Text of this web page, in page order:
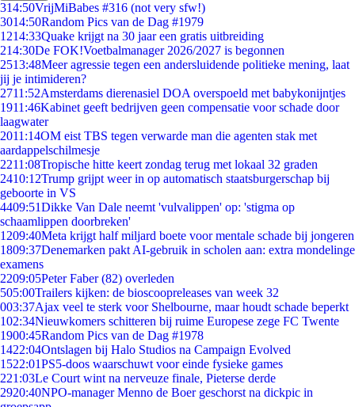
314:50VrijMiBabes #316 (not very sfw!)
3014:50Random Pics van de Dag #1979
1214:33Quake krijgt na 30 jaar een gratis uitbreiding
214:30De FOK!Voetbalmanager 2026/2027 is begonnen
2513:48Meer agressie tegen een andersluidende politieke mening, laat
jij je intimideren?
2711:52Amsterdams dierenasiel DOA overspoeld met babykonijntjes
1911:46Kabinet geeft bedrijven geen compensatie voor schade door
laagwater
2011:14OM eist TBS tegen verwarde man die agenten stak met
aardappelschilmesje
2211:08Tropische hitte keert zondag terug met lokaal 32 graden
2410:12Trump grijpt weer in op automatisch staatsburgerschap bij
geboorte in VS
4409:51Dikke Van Dale neemt 'vulvalippen' op: 'stigma op
schaamlippen doorbreken'
1209:40Meta krijgt half miljard boete voor mentale schade bij jongeren
1809:37Denemarken pakt AI-gebruik in scholen aan: extra mondelinge
examens
2209:05Peter Faber (82) overleden
505:00Trailers kijken: de bioscoopreleases van week 32
003:37Ajax veel te sterk voor Shelbourne, maar houdt schade beperkt
102:34Nieuwkomers schitteren bij ruime Europese zege FC Twente
1900:45Random Pics van de Dag #1978
1422:04Ontslagen bij Halo Studios na Campaign Evolved
1522:01PS5-doos waarschuwt voor einde fysieke games
221:03Le Court wint na nerveuze finale, Pieterse derde
2920:40NPO-manager Menno de Boer geschorst na dickpic in